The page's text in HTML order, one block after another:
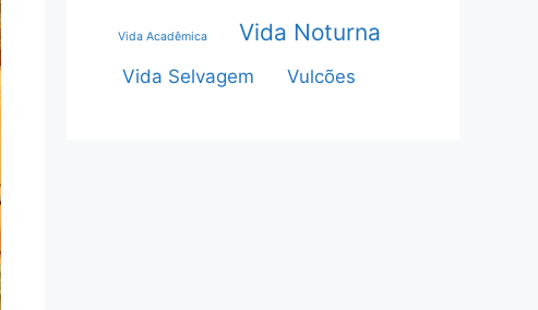
Vida Acadêmica Vida Noturna
Vida Selvagem Vulcões